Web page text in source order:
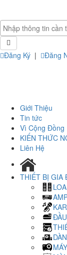
Đăng Ký | Đăng
Giới Thiệu
Tin tức
Vì Cộng Đồng
KIẾN THỨC
Liên Hệ
THIẾT BỊ GIA